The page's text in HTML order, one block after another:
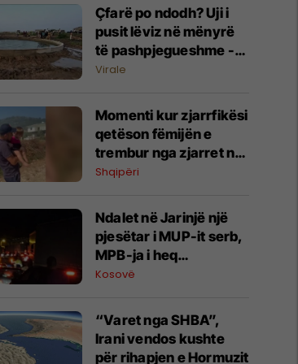
Çfarë po ndodh? Uji i
pusit lëviz në mënyrë
të pashpjegueshme -
banorët në Indi të
Virale
Momenti kur zjarrfikësi
qetëson fëmijën e
trembur nga zjarret në
Mallakastër,
Shqipëri
Ndalet në Jarinjë një
pjesëtar i MUP-it serb,
MPB-ja i heq
shtetësinë e Kosovës
Kosovë
“Varet nga SHBA”,
Irani vendos kushte
për rihapjen e Hormuzit